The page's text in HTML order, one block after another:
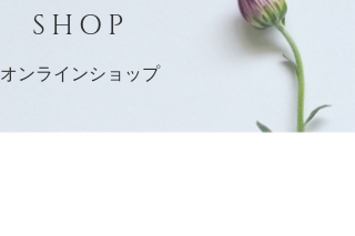
SHOP
オンラインショップ